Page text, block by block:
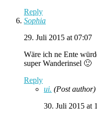
Reply
Sophia
29. Juli 2015 at 07:07
Wäre ich ne Ente
super Wanderinsel 🙂
Reply
ui. (Post author)
30. Juli 2015 at